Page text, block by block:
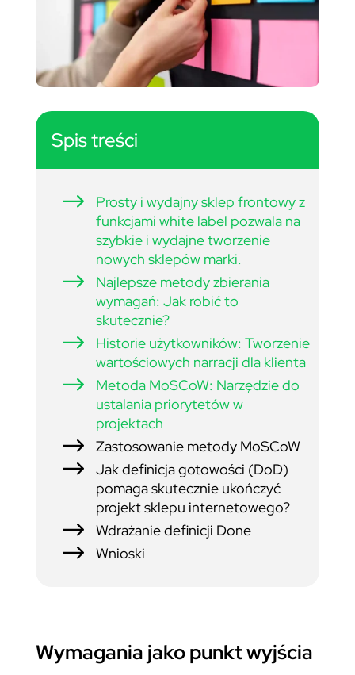
Spis treści
$
Prosty i wydajny sklep frontowy z
funkcjami white label pozwala na
szybkie i wydajne tworzenie
nowych sklepów marki.
$
Najlepsze metody zbierania
wymagań: Jak robić to
skutecznie?
$
Historie użytkowników: Tworzenie
wartościowych narracji dla klienta
$
Metoda MoSCoW: Narzędzie do
ustalania priorytetów w
projektach
$ Zastosowanie metody MoSCoW
$
Jak definicja gotowości (DoD)
pomaga skutecznie ukończyć
projekt sklepu internetowego?
$ Wdrażanie definicji Done
$ Wnioski
Wymagania jako punkt wyjścia